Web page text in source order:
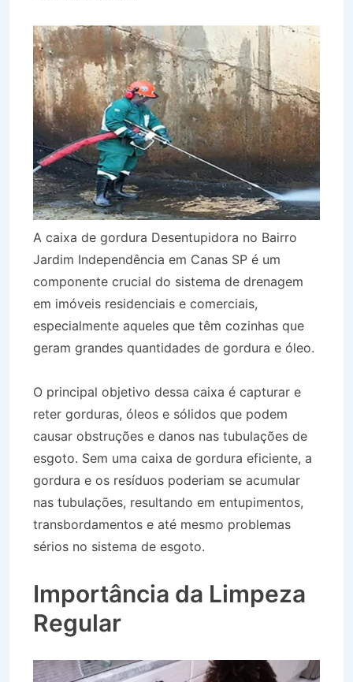
A caixa de gordura Desentupidora no Bairro
Jardim Independência em Canas SP é um
componente crucial do sistema de drenagem
em imóveis residenciais e comerciais,
especialmente aqueles que têm cozinhas que
geram grandes quantidades de gordura e óleo.
O principal objetivo dessa caixa é capturar e
reter gorduras, óleos e sólidos que podem
causar obstruções e danos nas tubulações de
esgoto. Sem uma caixa de gordura eficiente, a
gordura e os resíduos poderiam se acumular
nas tubulações, resultando em entupimentos,
transbordamentos e até mesmo problemas
sérios no sistema de esgoto.
Importância da Limpeza
Regular